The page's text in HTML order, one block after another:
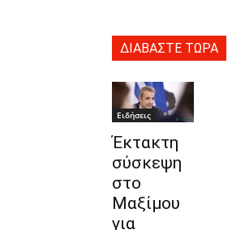
ΔΙΑΒΑΣΤΕ ΤΩΡΑ
Ειδήσεις
Έκτακτη
σύσκεψη
στο
Μαξίμου
για